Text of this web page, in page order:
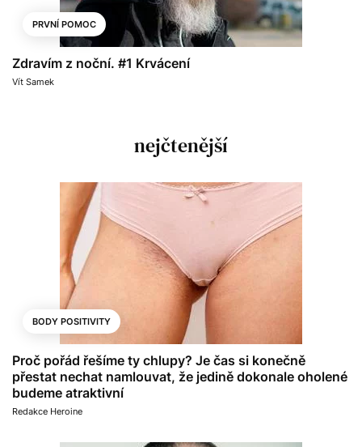
PRVNÍ POMOC
Zdravím z noční. #1 Krvácení
Vít Samek
nejčtenější
BODY POSITIVITY
Proč pořád řešíme ty chlupy? Je čas si konečně
přestat nechat namlouvat, že jedině dokonale oholené
budeme atraktivní
Redakce Heroine